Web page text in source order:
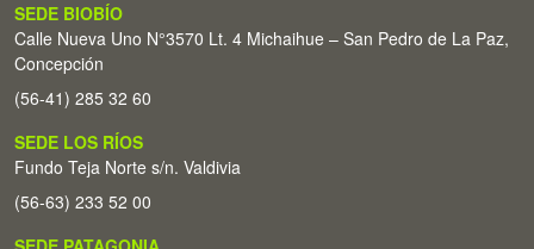
SEDE BIOBÍO
Calle Nueva Uno N°3570 Lt. 4 Michaihue – San Pedro de La Paz,
Concepción
(56-41) 285 32 60
SEDE LOS RÍOS
Fundo Teja Norte s/n. Valdivia
(56-63) 233 52 00